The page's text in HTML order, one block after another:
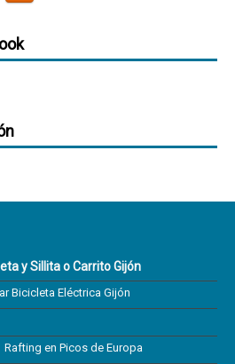
y Sillita o Carrito Gijón
Bicicleta Eléctrica Gijón
Rafting en Picos de Europa